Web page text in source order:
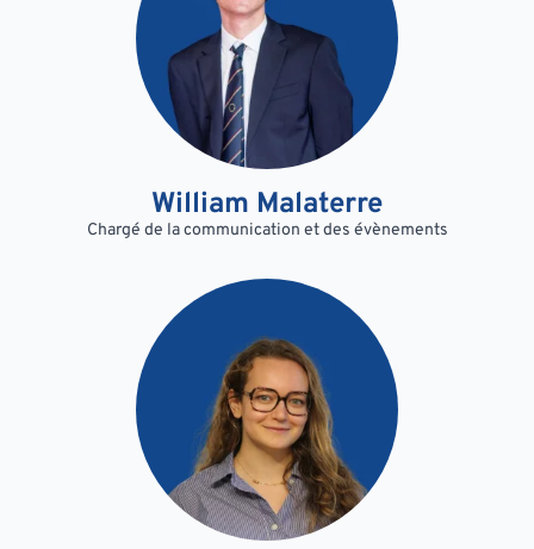
William Malaterre
Chargé de la communication et des évènements